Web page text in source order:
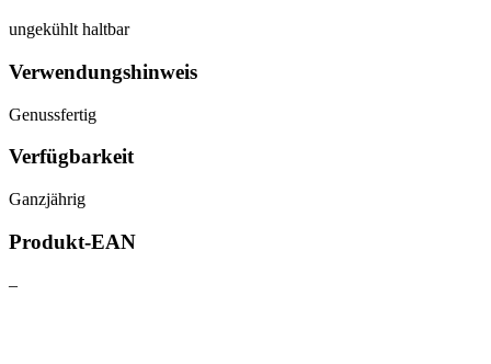
ungekühlt haltbar
Verwendungshinweis
Genussfertig
Verfügbarkeit
Ganzjährig
Produkt-EAN
–